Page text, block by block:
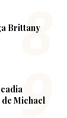
Brittany
de Michael